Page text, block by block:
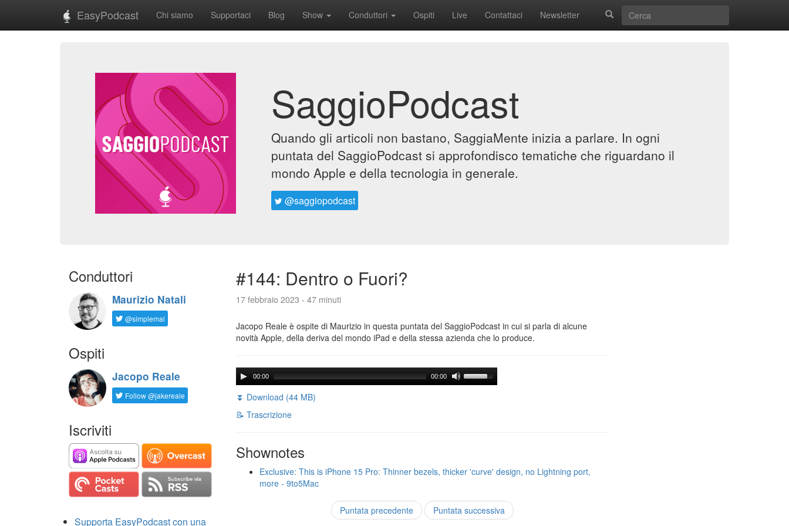
EasyPodcast Chi siamo Supportaci Blog Show Conduttori Ospiti Live Contattaci Newsletter
SaggioPodcast
Quando gli articoli non bastano, SaggiaMente inizia a parlare. In ogni
puntata del SaggioPodcast si approfondisco tematiche che riguardano il
mondo Apple e della tecnologia in generale.
@saggiopodcast
Conduttori
Maurizio Natali
@simplemal
Ospiti
Jacopo Reale
Follow @jakereale
Iscriviti
Supporta EasyPodcast con una
#144: Dentro o Fuori?
17 febbraio 2023 - 47 minuti
Jacopo Reale è ospite di Maurizio in questa puntata del SaggioPodcast in cui si parla di alcune
novità Apple, della deriva del mondo iPad e della stessa azienda che lo produce.
00:00 00:00
⏬ Download (44 MB)
📝 Trascrizione
Shownotes
Exclusive: This is iPhone 15 Pro: Thinner bezels, thicker 'curve' design, no Lightning port,
more - 9to5Mac
Puntata precedente Puntata successiva